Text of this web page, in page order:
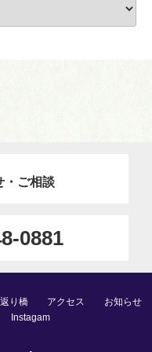
・ご相談
0881
り橋 アクセス
お知らせ
Instagam